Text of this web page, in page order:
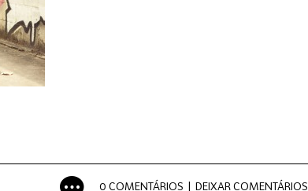
0 COMENTÁRIOS | DEIXAR COMENTÁRIOS